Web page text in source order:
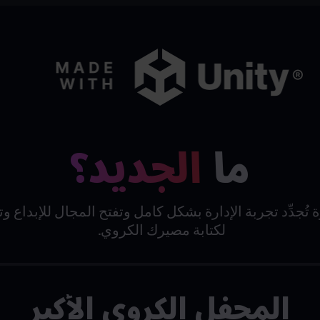
ماالجديد؟
تجربة الإدارة بشكل كامل وتفتح المجال للإبداع
لكتابة مصيرك الكروي.